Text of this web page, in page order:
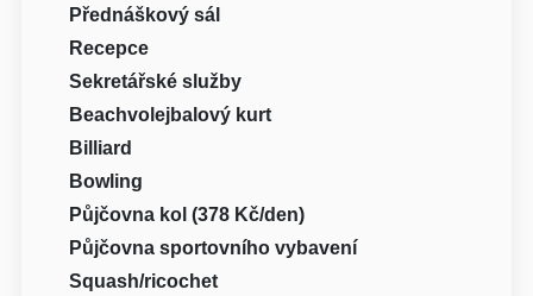
Přednáškový sál
Recepce
Sekretářské služby
Beachvolejbalový kurt
Billiard
Bowling
Půjčovna kol (378 Kč/den)
Půjčovna sportovního vybavení
Squash/ricochet